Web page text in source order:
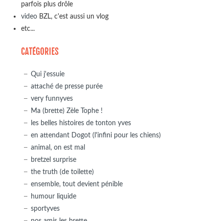
parfois plus drôle
videoBZL, c'est aussi un vlog
etc...
CATÉGORIES
Qui j'essuie
attaché de presse purée
very funnyves
Ma (brette) Zèle Tophe !
les belles histoires de tonton yves
en attendant Dogot (l'infini pour les chiens)
animal, on est mal
bretzel surprise
the truth (de toilette)
ensemble, tout devient pénible
humour liquide
sportyves